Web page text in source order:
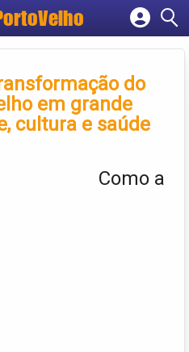
empresa
conta
do
em grande
cultura e saúde
Como a